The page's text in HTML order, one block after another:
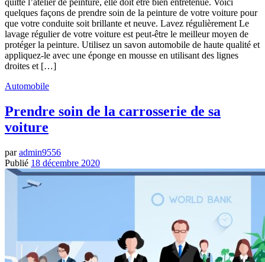
quitté l’atelier de peinture, elle doit être bien entretenue. Voici
quelques façons de prendre soin de la peinture de votre voiture pour
que votre conduite soit brillante et neuve. Lavez régulièrement Le
lavage régulier de votre voiture est peut-être le meilleur moyen de
protéger la peinture. Utilisez un savon automobile de haute qualité et
appliquez-le avec une éponge en mousse en utilisant des lignes
droites et […]
Automobile
Prendre soin de la carrosserie de sa
voiture
paradmin9556
Publié 18 décembre 2020